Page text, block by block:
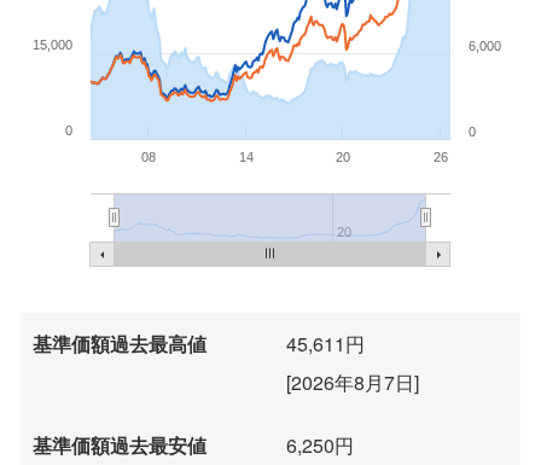
26
08 14 20
20
0
6,000
0
15,000
基準価額過去最高値
45,611円
[2026年8月7日]
基準価額過去最安値
6,250円